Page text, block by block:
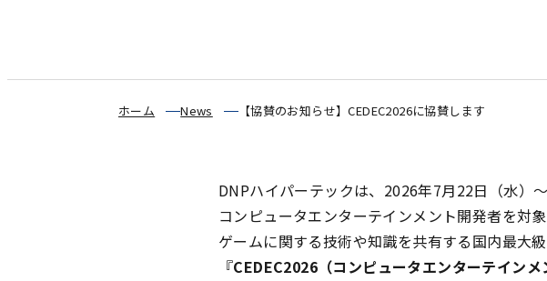
ホーム News 【協賛のお知らせ】CEDEC2026に協賛します
DNPハイパーテックは、2026年7月22日（水）
コンピュータエンターテインメント開発者を対
ゲームに関する技術や知識を共有する国内最大
『CEDEC2026（コンピュータエンターテイン